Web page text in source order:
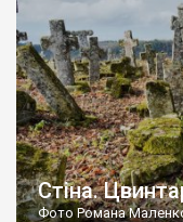
Стіна.
Фото Романа